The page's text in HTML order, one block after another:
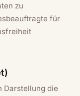
zu
für
Darstellung die